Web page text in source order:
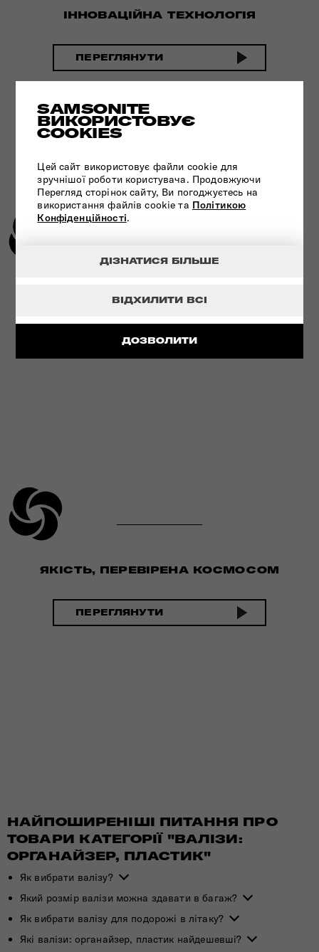
SAMSONITE
ВИКОРИСТОВУЄ
COOKIES
Цей сайт використовує файли cookie для
зручнішої роботи користувача. Продовжуючи
Перегляд сторінок сайту, Ви погоджуєтесь на
використання файлів cookie та Політикою
Конфіденційності.
ДОЗВОЛИТИ
ВІДХИЛИТИ ВСІ
ДІЗНАТИСЯ БІЛЬШЕ
ІННОВАЦІЙНА ТЕХНОЛОГІЯ
ПЕРЕГЛЯНУТИ
TSA
ЯКІСТЬ, ПЕРЕВІРЕНА КОСМОСОМ
ПЕРЕГЛЯНУТИ
НАЙПОШИРЕНІШІ ПИТАННЯ ПРО
ТОВАРИ КАТЕГОРІЇ "ВАЛІЗИ:
ОРГАНАЙЗЕР, ПЛАСТИК"
Як вибрати валізу?
Який розмір валізи можна здавати в багаж?
Як вибрати валізу для подорожі в літаку?
Які валізи: органайзер, пластик найдешевші?